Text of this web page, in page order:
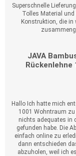
Superschnelle
Tolles Material
Konstruktion, die in
JAVA
Rückenlehne
Hallo Ich hatte mich
1001 Wohntraum zu
nichts adequates in
gefunden habe. Die
einfach online zu
dann entschieden
abzuholen, weil ich